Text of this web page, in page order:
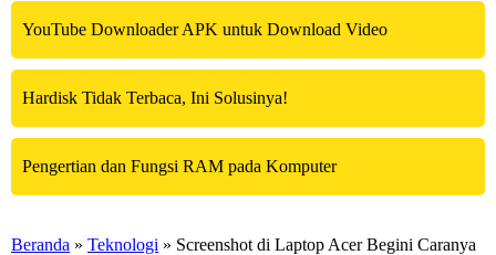
YouTube Downloader APK untuk Download Video
Hardisk Tidak Terbaca, Ini Solusinya!
Pengertian dan Fungsi RAM pada Komputer
Beranda » Teknologi » Screenshot di Laptop Acer Begini Caranya